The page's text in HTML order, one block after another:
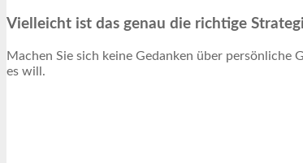
Vielleicht ist das genau die richtige
Machen Sie sich keine Gedanken über persönliche
es will.